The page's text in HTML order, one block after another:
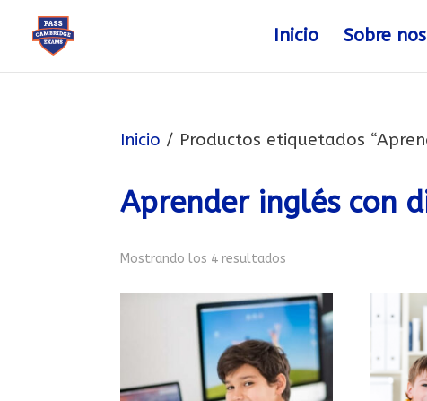
Inicio Sobre
Inicio / Productos etiquetados
Aprender inglés con
Mostrando los 4 resultados